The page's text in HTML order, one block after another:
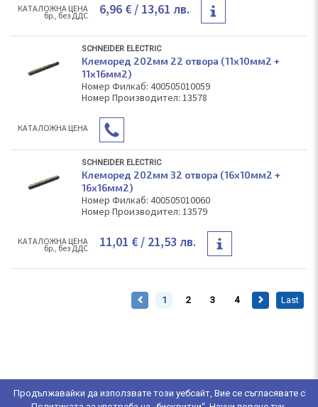
КAТАЛОЖНА ЦЕНА
бр., без ДДС 6,96 € / 13,61 лв.
SCHNEIDER ELECTRIC
Клеморед 202мм 22 отвора (11х10мм2 +
11х16мм2)
Номер Филкаб: 400505010059
Номер Производител: 13578
КAТАЛОЖНА ЦЕНА
SCHNEIDER ELECTRIC
Клеморед 202мм 32 отвора (16х10мм2 +
16х16мм2)
Номер Филкаб: 400505010060
Номер Производител: 13579
КAТАЛОЖНА ЦЕНА
бр., без ДДС 11,01 € / 21,53 лв.
1 2 3 4 Last
Продължавайки да използвате този уебсайт, Вие се съгласявате с